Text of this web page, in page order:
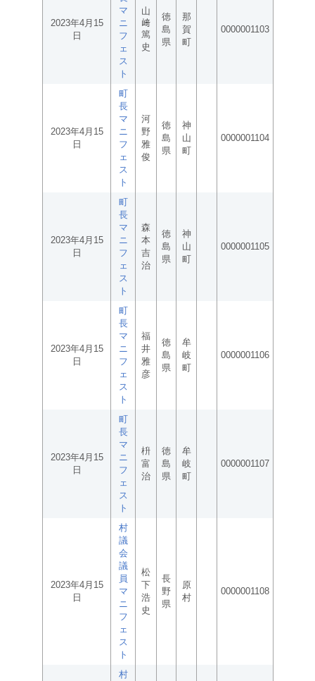
2023年4月15
日
マ
ニ
フ
ェ
ス
ト
山
﨑
篤
史
徳
島
県
那
賀
町
0000001103
2023年4月15
日
町
長
マ
ニ
フ
ェ
ス
ト
河
野
雅
俊
徳
島
県
神
山
町
0000001104
2023年4月15
日
町
長
マ
ニ
フ
ェ
ス
ト
森
本
吉
治
徳
島
県
神
山
町
0000001105
2023年4月15
日
町
長
マ
ニ
フ
ェ
ス
ト
福
井
雅
彦
徳
島
県
牟
岐
町
0000001106
2023年4月15
日
町
長
マ
ニ
フ
ェ
ス
ト
枡
富
治
徳
島
県
牟
岐
町
0000001107
2023年4月15
日
村
議
会
議
員
マ
ニ
フ
ェ
ス
ト
松
下
浩
史
長
野
県
原
村
0000001108
村